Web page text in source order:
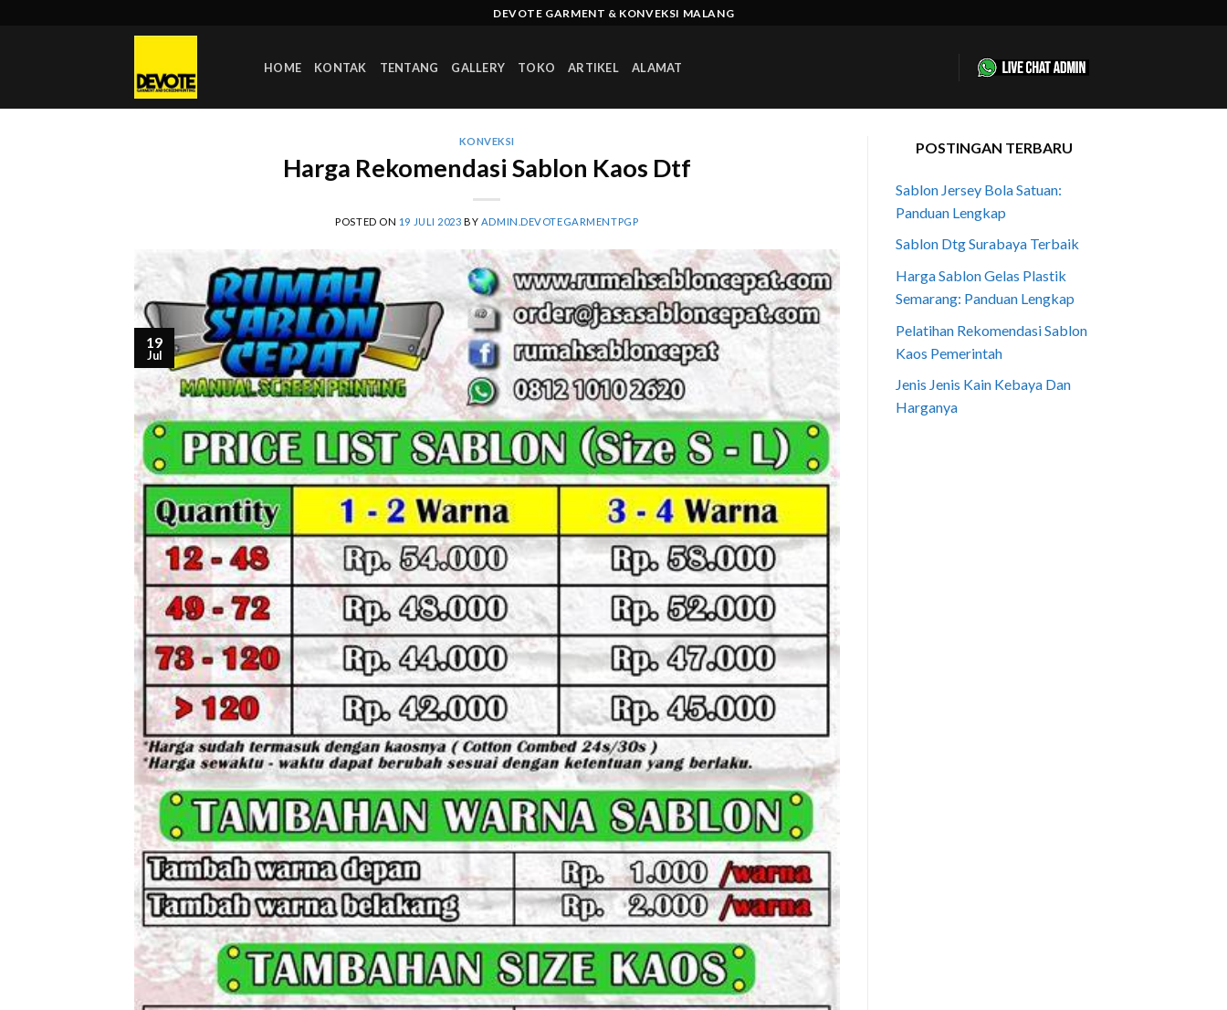
DEVOTE GARMENT & KONVEKSI MALANG
HOME KONTAK TENTANG GALLERY TOKO ARTIKEL ALAMAT
KONVEKSI
Harga Rekomendasi Sablon Kaos Dtf
POSTED ON 19 JULI 2023 BY ADMIN.DEVOTEGARMENTPGP
19
Jul
POSTINGAN TERBARU
Sablon Jersey Bola Satuan:
Panduan Lengkap
Sablon Dtg Surabaya Terbaik
Harga Sablon Gelas Plastik
Semarang: Panduan Lengkap
Pelatihan Rekomendasi Sablon
Kaos Pemerintah
Jenis Jenis Kain Kebaya Dan
Harganya